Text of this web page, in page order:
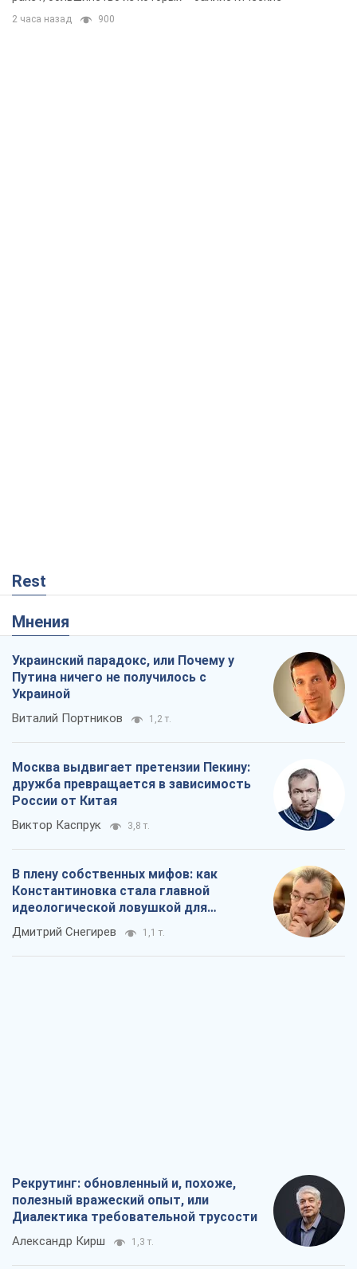
2 часа назад 900
Rest
Мнения
Украинский парадокс, или Почему у
Путина ничего не получилось с
Украиной
Виталий Портников 1,2 т.
Москва выдвигает претензии Пекину:
дружба превращается в зависимость
России от Китая
Виктор Каспрук 3,8 т.
В плену собственных мифов: как
Константиновка стала главной
идеологической ловушкой для
российских оккупантов
Дмитрий Снегирев 1,1 т.
Рекрутинг: обновленный и, похоже,
полезный вражеский опыт, или
Диалектика требовательной трусости
Александр Кирш 1,3 т.